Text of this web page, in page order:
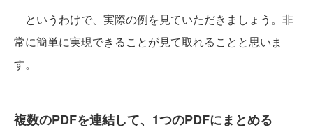
というわけで、実際の例を見ていただきましょう。非
常に簡単に実現できることが見て取れることと思いま
す。
複数のPDFを連結して、1つのPDFにまとめる